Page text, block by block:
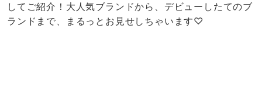
してご紹介！大人気ブランドから、デビューしたてのブ
ランドまで、まるっとお見せしちゃいます♡